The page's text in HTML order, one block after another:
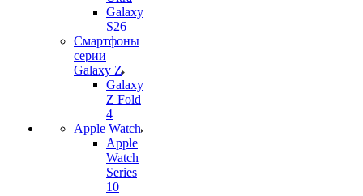
Galaxy
S26
Смартфоны
серии
Galaxy Z
Galaxy
Z Fold
4
Apple Watch
Apple
Watch
Series
10